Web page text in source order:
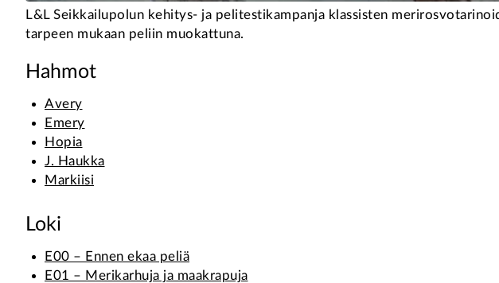
L&L Seikkailupolun kehitys- ja pelitestikampanja klassisten
tarpeen mukaan peliin muokattuna.
Hahmot
Avery
Emery
Hopia
J. Haukka
Markiisi
Loki
E00 – Ennen ekaa peliä
E01 – Merikarhuja ja maakrapuja